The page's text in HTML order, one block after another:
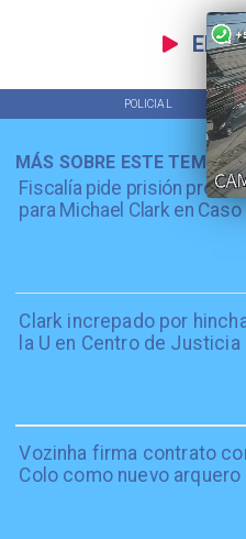
EN
POLICIAL
Fiscalía pide prisión
para Michael Clark en
Clark increpado por
la U en Centro de Justicia
Vozinha firma contrato
Colo como nuevo arquero
MÁS SOBRE ESTE TEMA